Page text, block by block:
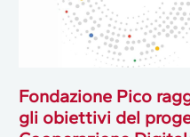
Fondazione Pico
gli obiettivi del